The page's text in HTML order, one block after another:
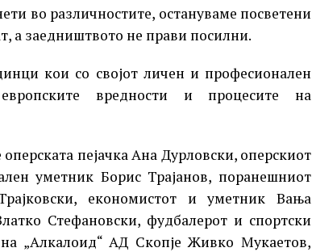
во различностите, остануваме посветени
а заедништвото не прави посилни.
кои со својот личен и професионален
вредности и процесите на
пејачка Ана Дурловски, оперскиот
уметник Борис Трајанов, поранешниот
економистот и уметник Вања
Стефановски, фудбалерот и спортски
„Алкалоид“ АД Скопје Живко Мукаетов,